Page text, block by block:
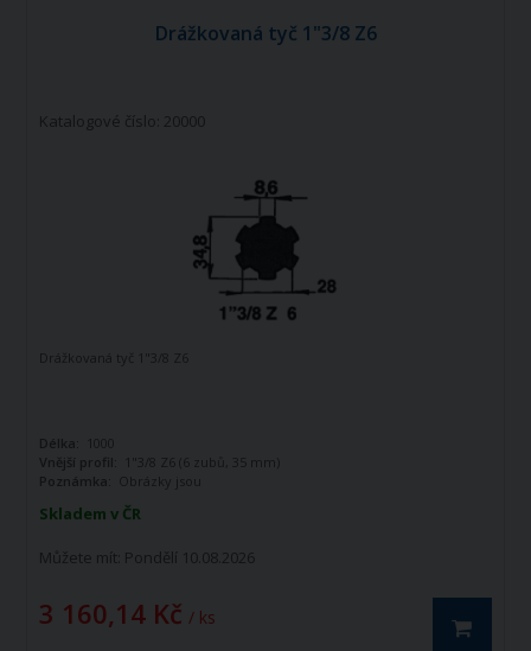
Drážkovaná tyč 1"3/8 Z6
Katalogové číslo: 20000
Skladem v ČR
Můžete mít: Pondělí 10.08.2026
3 160,14 Kč / ks
Drážkovaná tyč 1"3/8 Z6
Délka:
1000
Vnější profil:
1"3/8 Z6 (6 zubů, 35 mm)
Poznámka:
Obrázky jsou